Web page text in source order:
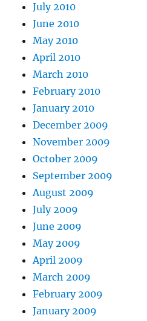
July 2010
June 2010
May 2010
April 2010
March 2010
February 2010
January 2010
December 2009
November 2009
October 2009
September 2009
August 2009
July 2009
June 2009
May 2009
April 2009
March 2009
February 2009
January 2009